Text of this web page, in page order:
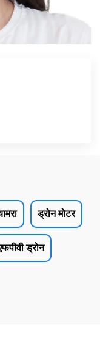
ड्रोन मोटर
ड्रोन